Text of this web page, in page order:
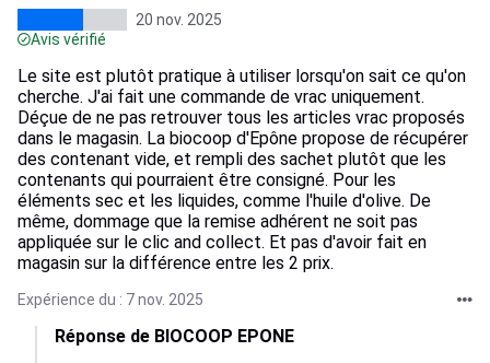
20 nov. 2025
Avis vérifié
Le site est plutôt pratique à utiliser lorsqu'on sait ce qu'on
cherche. J'ai fait une commande de vrac uniquement.
Déçue de ne pas retrouver tous les articles vrac proposés
dans le magasin. La biocoop d'Epône propose de récupérer
des contenant vide, et rempli des sachet plutôt que les
contenants qui pourraient être consigné. Pour les
éléments sec et les liquides, comme l'huile d'olive. De
même, dommage que la remise adhérent ne soit pas
appliquée sur le clic and collect. Et pas d'avoir fait en
magasin sur la différence entre les 2 prix.
Expérience du : 7 nov. 2025
Réponse de BIOCOOP EPONE